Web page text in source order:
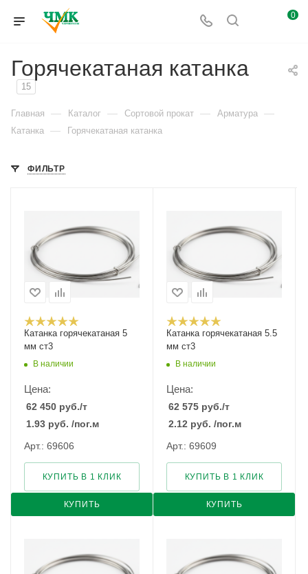
0
Горячекатаная катанка
15
Главная — Каталог — Сортовой прокат — Арматура —
Катанка — Горячекатаная катанка
ФИЛЬТР
Катанка горячекатаная 5
мм ст3
В наличии
Цена:
62 450 руб./т
1.93 руб. /пог.м
Арт.: 69606
КУПИТЬ
КУПИТЬ В 1 КЛИК
Катанка горячекатаная 5.5
мм ст3
В наличии
Цена:
62 575 руб./т
2.12 руб. /пог.м
Арт.: 69609
КУПИТЬ
КУПИТЬ В 1 КЛИК